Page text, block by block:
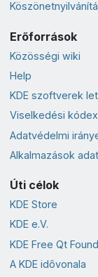
Erőforrások
Közösségi wiki
Help
KDE szoftverek
Viselkedési kódex
Adatvédelmi
Alkalmazások
Úti célok
KDE Store
KDE e.V.
KDE Free Qt
A KDE idővonala